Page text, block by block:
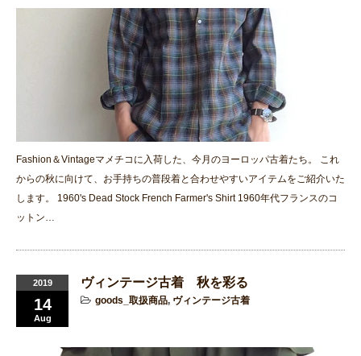
Fashion＆Vintageマメチコに入荷した、今月のヨーロッパ古着たち。 これ
からの秋に向けて、お手持ちの普段着と合わせやすいアイテムをご紹介いた
します。 1960's Dead Stock French Farmer's Shirt 1960年代フランスのコ
ットン…
2019
14
Aug
ヴィンテージ古着 秋を彩る
goods_取扱商品, ヴィンテージ古着